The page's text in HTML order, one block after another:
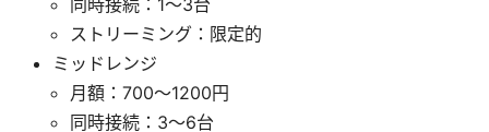
同時接続：1〜3台
ストリーミング：限定的
ミッドレンジ
月額：700〜1200円
同時接続：3〜6台